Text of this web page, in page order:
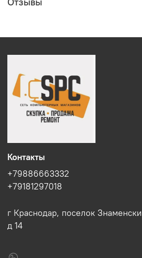
Контакты
+79886663332
+79181297018
г Краснодар, поселок
д 14